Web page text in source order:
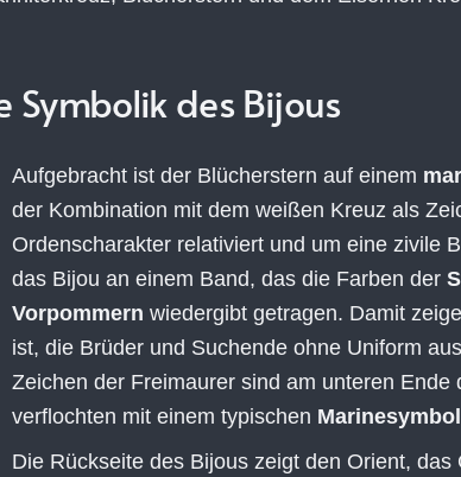
Symbolik des Bijous
Aufgebracht ist der Blücherstern auf einem
der Kombination mit dem weißen Kreuz als
Ordenscharakter relativiert und um eine zivile
das Bijou an einem Band, das die Farben der
Vorpommern wiedergibt getragen. Damit
ist, die Brüder und Suchende ohne Uniform
Zeichen der Freimaurer sind am unteren
verflochten mit einem typischen Marinesymbol
Die Rückseite des Bijous zeigt den Orient,